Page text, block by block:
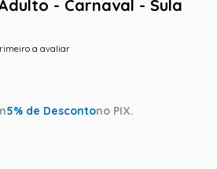
- Carnaval - Sula
a avaliar
5% de Descontono PIX.